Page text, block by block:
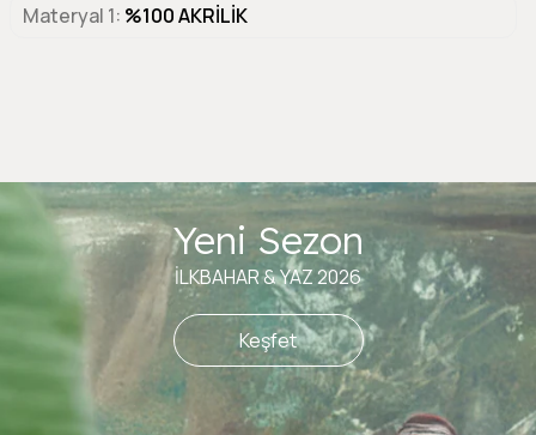
Materyal 1 %100 AKRİLİK
Yeni Sezon
İLKBAHAR & YAZ 2026
Keşfet